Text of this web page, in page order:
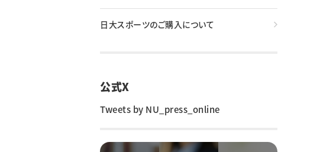
日大スポーツのご購入について
公式X
Tweets by NU_press_online